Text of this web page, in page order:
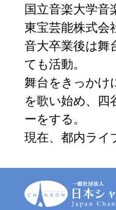
国立音楽大学音
東宝芸能株式会
音大卒業後は舞
ても活動。
舞台をきっかけ
を歌い始め、四
ーをする。
現在、都内ライ
一
般
社